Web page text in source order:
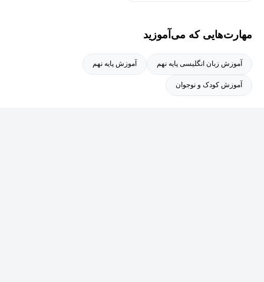
مهارت‌هایی که می‌آموزید
آموزش زبان انگلیسی پایه نهم آموزش پایه نهم
آموزش کودک و نوجوان